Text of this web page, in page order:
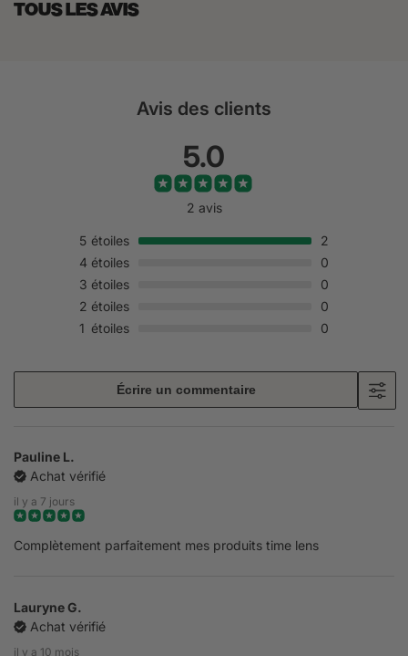
TOUS LES AVIS
Avis des clients
5.0
2 avis
5 étoiles
2
4 étoiles
0
3 étoiles
0
2 étoiles
0
1 étoiles 0
Écrire un commentaire
Pauline L.
Achat vérifié
il y a 7 jours
Complètement parfaitement mes produits time lens
Lauryne G.
Achat vérifié
il y a 10 mois